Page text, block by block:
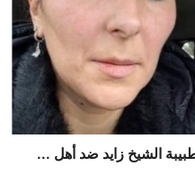
الشيخ زايد ضد أهل ...